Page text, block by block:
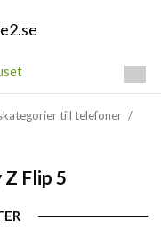
till telefoner /
Flip 5